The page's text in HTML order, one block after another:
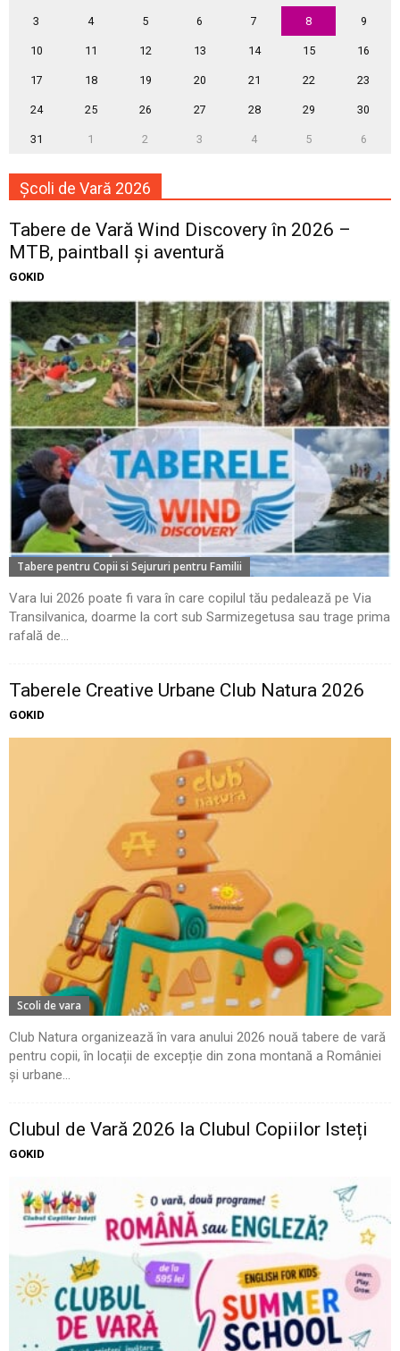
3 4 5 6 7 8 9
10 11 12 13 14 15 16
17 18 19 20 21 22 23
24 25 26 27 28 29 30
31 1 2 3 4 5 6
Școli de Vară 2026
Tabere de Vară Wind Discovery în 2026 –
MTB, paintball și aventură
GOKID
Tabere pentru Copii si Sejururi pentru Familii
Vara lui 2026 poate fi vara în care copilul tău pedalează pe Via
Transilvanica, doarme la cort sub Sarmizegetusa sau trage prima
rafală de...
Taberele Creative Urbane Club Natura 2026
GOKID
Scoli de vara
Club Natura organizează în vara anului 2026 nouă tabere de vară
pentru copii, în locații de excepție din zona montană a României
și urbane...
Clubul de Vară 2026 la Clubul Copiilor Isteți
GOKID